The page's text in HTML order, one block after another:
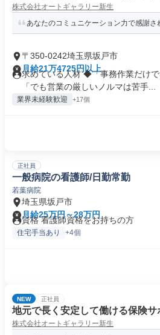
株式会社オートギャラリー新生
あなたのコミュニケーション力で感謝さ
〒350-0242埼玉県坂戸市
月給21万4725円以上
求めている人材 ◆「事務作業だけ
「でも営業の厳しいノルマは苦手...
業界未経験歓迎 +17個
正社員
一般病院の看護師/日勤常勤
若葉病院
埼玉県坂戸市
月給25万円～28万円
資格 看護師資格をお持ちの方
住宅手当あり +4個
NEW 正社員
地元で長く安定して働ける保険サ
株式会社オートギャラリー新生